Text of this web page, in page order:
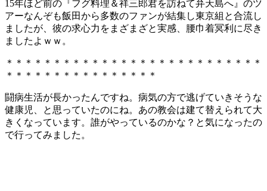
15年ほど前の『フグ料理＆祥三郎君を訪ねて弁天島へ』のツ
アーなんぞも飯田から多数のファンが結集し東京組と合流し
ましたが、彼の求心力をまざまざと実感、腰巾着冥利に尽き
ましたよｗｗ。
＊＊＊＊＊＊＊＊＊＊＊＊＊＊＊＊＊＊＊＊＊＊＊＊＊＊＊
＊＊＊＊＊＊＊＊＊＊＊＊＊＊＊＊
闘病生活が長かったんですね。病気の方で逃げていきそうな
健康児、と思っていたのにね。あの教会は建て替えられて大
きくなっています。誰がやっているのかな？と気になったの
で行ってみました。